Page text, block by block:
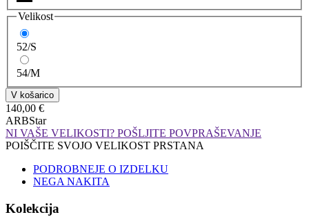
Velikost
52/S
54/M
140,00 €
ARBStar
NI VAŠE VELIKOSTI? POŠLJITE POVPRAŠEVANJE
POIŠČITE SVOJO VELIKOST PRSTANA
PODROBNEJE O IZDELKU
NEGA NAKITA
Kolekcija